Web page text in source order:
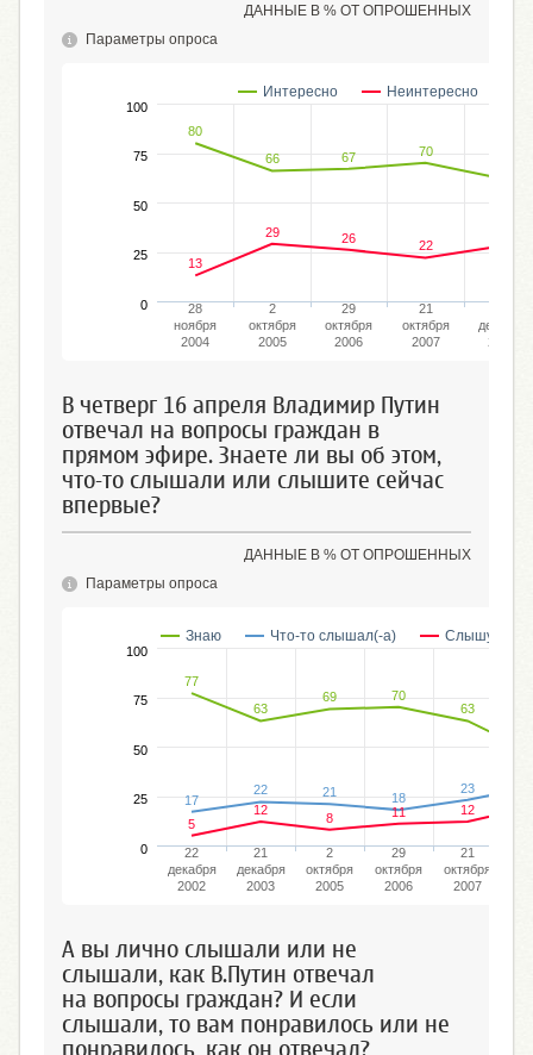
ДАННЫЕ В % ОТ ОПРОШЕННЫХ
Параметры опроса
13
29 26
22
80
66
67
70
Интересно Неинтересно
28
ноября
2004
2
октября
2005
29
октября
2006
21
октября
2007
декабря
2009
0
25
50
75
100
В четверг 16 апреля Владимир Путин
отвечал на вопросы граждан в
прямом эфире. Знаете ли вы об этом,
что-то слышали или слышите сейчас
впервые?
ДАННЫЕ В % ОТ ОПРОШЕННЫХ
Параметры опроса
5
12
8 11 12
17
22 21 18
23
77
63
69
70
63
Знаю Что-то слышал(-а) Слышу
22
декабря
2002
21
декабря
2003
2
октября
2005
29
октября
2006
21
октября
2007
0
25
50
75
100
А вы лично слышали или не
слышали, как В.Путин отвечал
на вопросы граждан? И если
слышали, то вам понравилось или не
понравилось, как он отвечал?